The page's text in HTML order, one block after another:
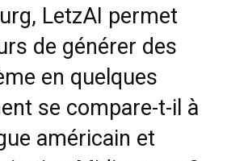
LetzAI permet
de générer des
en quelques
se compare-t-il à
américain et